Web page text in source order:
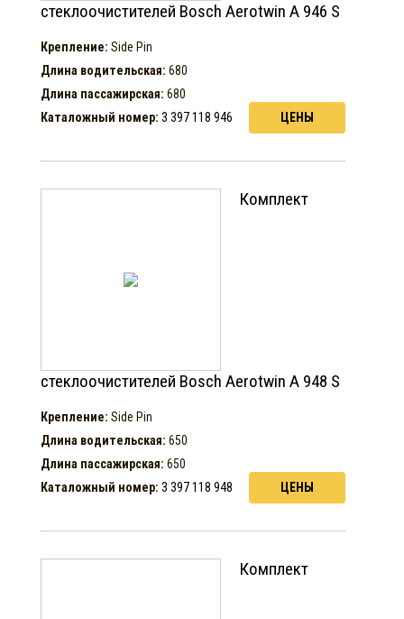
стеклоочистителей Bosch Aerotwin A 946 S
Крепление: Side Pin
Длина водительская: 680
Длина пассажирская: 680
Каталожный номер: 3 397 118 946 ЦЕНЫ
Комплект
стеклоочистителей Bosch Aerotwin A 948 S
Крепление: Side Pin
Длина водительская: 650
Длина пассажирская: 650
Каталожный номер: 3 397 118 948 ЦЕНЫ
Комплект